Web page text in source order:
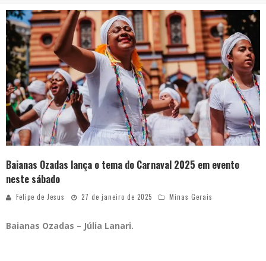
Cidade Junina abre as portas para toda a família com a “Cidadezinha” neste sábado
Zeca Baleiro e Swami Jr. estreiam em Belo Horizonte o show em homenagem a Dolores Duran, marcando o encerramento da edição comemorativa dos dez anos do projeto “Uma voz, um instrumento”
Baianas Ozadas lança o tema do Carnaval 2025 em evento
neste sábado
Felipe de Jesus 27 de janeiro de 2025 Minas Gerais
Baianas Ozadas – Júlia Lanari.